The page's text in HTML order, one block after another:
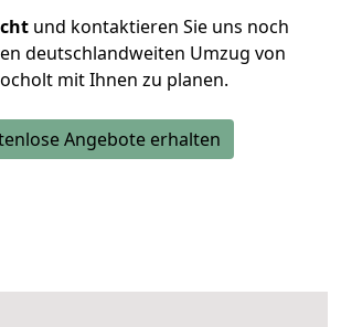
und kontaktieren Sie uns noch
deutschlandweiten Umzug von
mit Ihnen zu planen.
Angebote erhalten